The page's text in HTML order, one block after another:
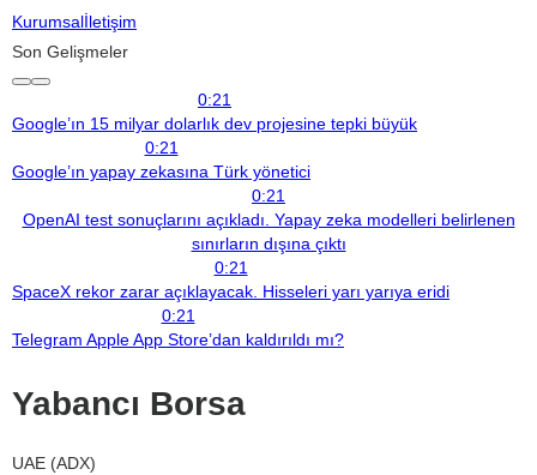
Kurumsalİletişim
Son Gelişmeler
0:21
Google’ın 15 milyar dolarlık dev projesine tepki büyük
0:21
Google’ın yapay zekasına Türk yönetici
0:21
OpenAI test sonuçlarını açıkladı. Yapay zeka modelleri belirlenen
sınırların dışına çıktı
0:21
SpaceX rekor zarar açıklayacak. Hisseleri yarı yarıya eridi
0:21
Telegram Apple App Store’dan kaldırıldı mı?
Yabancı Borsa
UAE (ADX)